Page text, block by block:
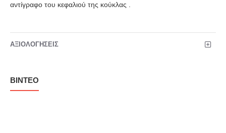
αντίγραφο του κεφαλιού της κούκλας .
ΑΞΙΟΛΟΓΉΣΕΙΣ
ΒΊΝΤΕΟ